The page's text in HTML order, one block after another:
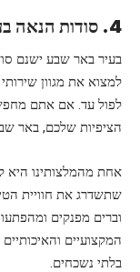
4. סודות הנאה בעיר
בעיר באר שבע ישנם
למצוא את מגוון
לפול עד. אם אתם
הציפיות שלכם, באר
אחת מהמלצותינו היא
שתשדרג את חוויית
וברים מפנקים
המקצועיים
בלתי נשכחים.